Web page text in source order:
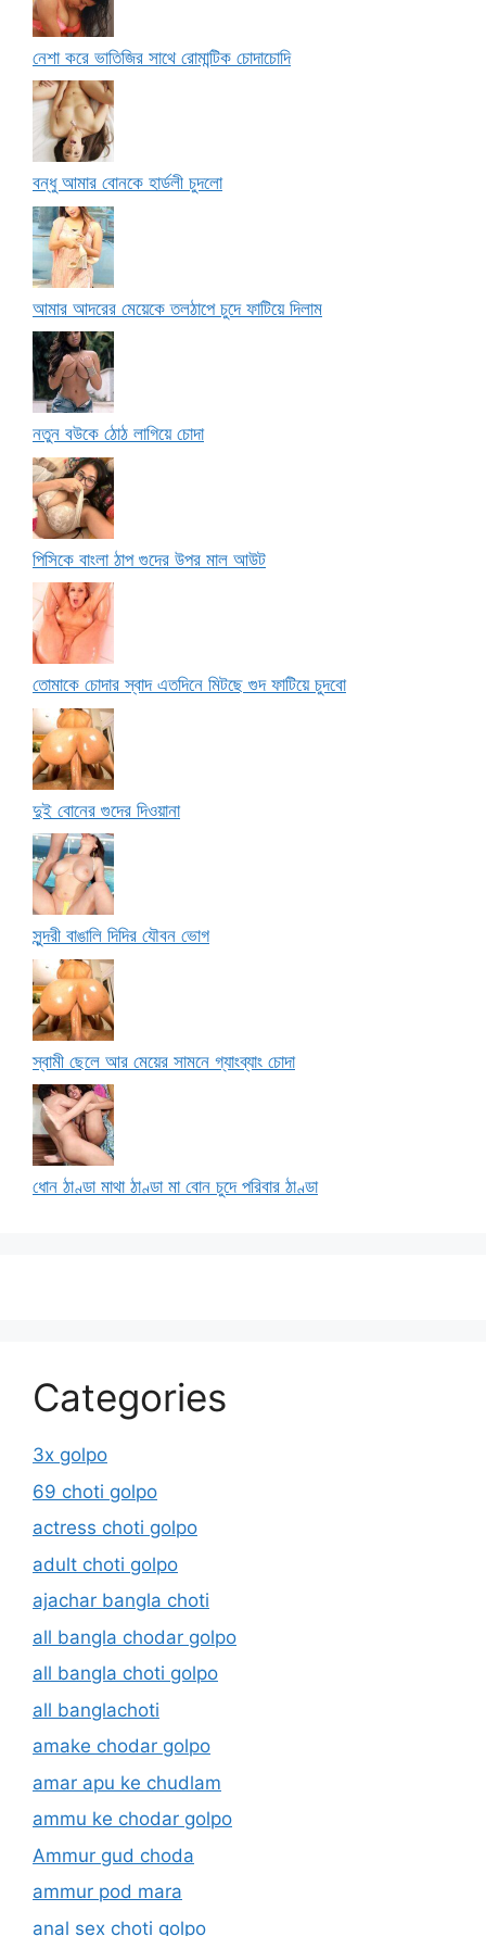
নেশা করে ভাতিজির সাথে রোমান্টিক চোদাচোদি
বন্ধু আমার বোনকে হার্ডলী চুদলো
আমার আদরের মেয়েকে তলঠাপে চুদে ফাটিয়ে দিলাম
নতুন বউকে ঠোঠ লাগিয়ে চোদা
পিসিকে বাংলা ঠাপ গুদের উপর মাল আউট
তোমাকে চোদার স্বাদ এতদিনে মিটছে গুদ ফাটিয়ে চুদবো
দুই বোনের গুদের দিওয়ানা
সুন্দরী বাঙালি দিদির যৌবন ভোগ
স্বামী ছেলে আর মেয়ের সামনে গ্যাংব্যাং চোদা
ধোন ঠাণ্ডা মাথা ঠাণ্ডা মা বোন চুদে পরিবার ঠাণ্ডা
Categories
3x golpo
69 choti golpo
actress choti golpo
adult choti golpo
ajachar bangla choti
all bangla chodar golpo
all bangla choti golpo
all banglachoti
amake chodar golpo
amar apu ke chudlam
ammu ke chodar golpo
Ammur gud choda
ammur pod mara
anal sex choti golpo